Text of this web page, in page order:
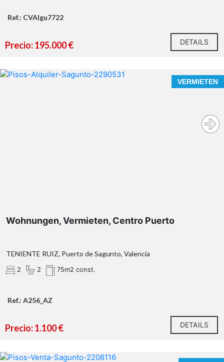
Ref.: CVAIgu7722
Precio: 195.000 € DETAILS
VERMIETEN
Wohnungen, Vermieten, Centro Puerto
TENIENTE RUIZ, Puerto de Sagunto, Valencia
2 2 75m2 const.
Ref.: A256_AZ
Precio: 1.100 € DETAILS